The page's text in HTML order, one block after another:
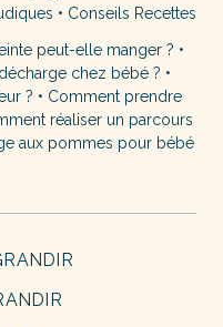
• Conseils Recettes
peut-elle manger ? •
chez bébé ? •
? • Comment prendre
réaliser un parcours
aux pommes pour bébé